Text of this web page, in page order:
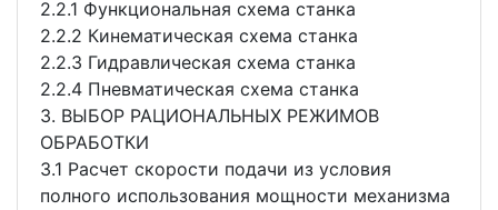
2.2.1 Функциональная схема станка
2.2.2 Кинематическая схема станка
2.2.3 Гидравлическая схема станка
2.2.4 Пневматическая схема станка
3. ВЫБОР РАЦИОНАЛЬНЫХ РЕЖИМОВ
ОБРАБОТКИ
3.1 Расчет скорости подачи из условия
полного использования мощности механизма